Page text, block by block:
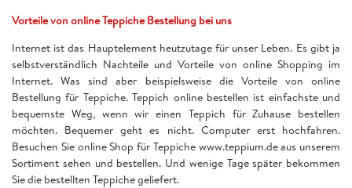
Vorteile von online Teppiche Bestellung bei uns
Internet ist das Hauptelement heutzutage für unser Leben. Es gibt ja
selbstverständlich Nachteile und Vorteile von online Shopping im
Internet. Was sind aber beispielsweise die Vorteile von online
Bestellung für Teppiche. Teppich online bestellen ist einfachste und
bequemste Weg, wenn wir einen Teppich für Zuhause bestellen
möchten. Bequemer geht es nicht. Computer erst hochfahren.
Besuchen Sie online Shop für Teppiche www.teppium.de aus unserem
Sortiment sehen und bestellen. Und wenige Tage später bekommen
Sie die bestellten Teppiche geliefert.